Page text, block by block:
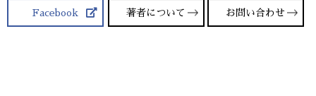
Facebook 著者について お問い合わせ